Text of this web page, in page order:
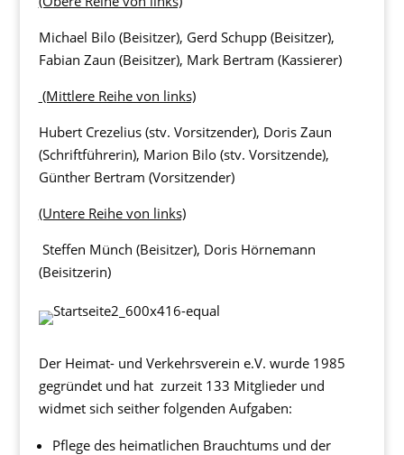
Michael Bilo (Beisitzer), Gerd Schupp (Beisitzer),
Fabian Zaun (Beisitzer), Mark Bertram (Kassierer)
(Mittlere Reihe von links)
Hubert Crezelius (stv. Vorsitzender), Doris Zaun
(Schriftführerin), Marion Bilo (stv. Vorsitzende),
Günther Bertram (Vorsitzender)
(Untere Reihe von links)
Steffen Münch (Beisitzer), Doris Hörnemann
(Beisitzerin)
Der Heimat- und Verkehrsverein e.V. wurde 1985
gegründet und hat zurzeit 133 Mitglieder und
widmet sich seither folgenden Aufgaben:
Pflege des heimatlichen Brauchtums und der